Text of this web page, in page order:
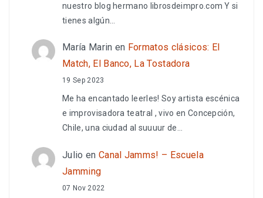
nuestro blog hermano librosdeimpro.com Y si
tienes algún…
María Marin en Formatos clásicos: El
Match, El Banco, La Tostadora
19 Sep 2023
Me ha encantado leerles! Soy artista escénica
e improvisadora teatral , vivo en Concepción,
Chile, una ciudad al suuuur de…
Julio en Canal Jamms! – Escuela
Jamming
07 Nov 2022